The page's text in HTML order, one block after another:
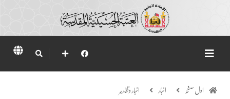
اول صفحہ اخبار اخبار وتقارير